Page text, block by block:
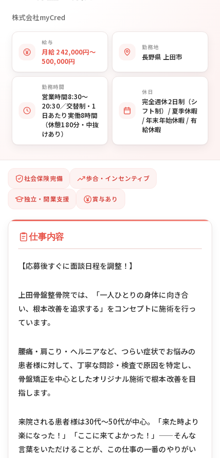
株式会社myCred
給与
月給 242,000円〜
500,000円
勤務地
長野県 上田市
勤務時間
営業時間8:30〜
20:30／交替制・1
日あたり実働8時間
（休憩180分・中抜
けあり）
休日
完全週休2日制（シ
フト制）/ 夏季休暇
/ 年末年始休暇 / 有
給休暇
社会保険完備 歩合・インセンティブ
独立・開業支援 賞与あり
仕事内容
【応募後すぐに面談日程を調整！】
上田骨盤整骨院では、「一人ひとりの身体に向き合
い、根本改善を追求する」をコンセプトに施術を行っ
ています。
腰痛・肩こり・ヘルニアなど、つらい症状でお悩みの
患者様に対して、丁寧な問診・検査で原因を特定し、
骨盤矯正を中心としたオリジナル施術で根本改善を目
指します。
来院される患者様は30代〜50代が中心。「来た時より
楽になった！」「ここに来てよかった！」——そんな
言葉をいただけることが、この仕事の一番のやりがい